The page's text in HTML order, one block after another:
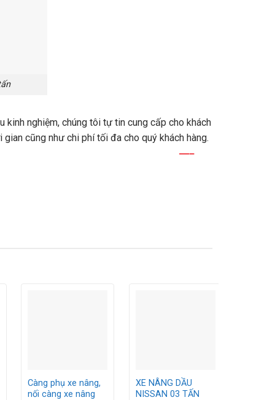
nghiệm, chúng tôi tự tin cung cấp cho khách
cũng như chi phí tối đa cho quý khách hàng.
—–
Càng phụ xe nâng,
nối càng xe nâng
XE NÂNG DẦU
NISSAN 03 TẤN